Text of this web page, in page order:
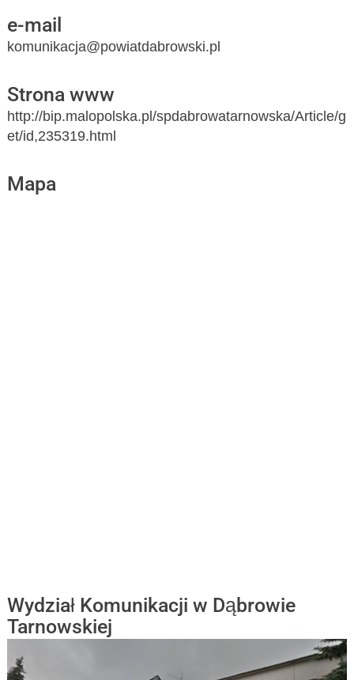
e-mail
komunikacja@powiatdabrowski.pl
Strona www
http://bip.malopolska.pl/spdabrowatarnowska/Article/g
et/id,235319.html
Mapa
Wydział Komunikacji w Dąbrowie
Tarnowskiej